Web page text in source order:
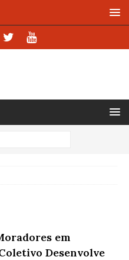
em
Desenvolve